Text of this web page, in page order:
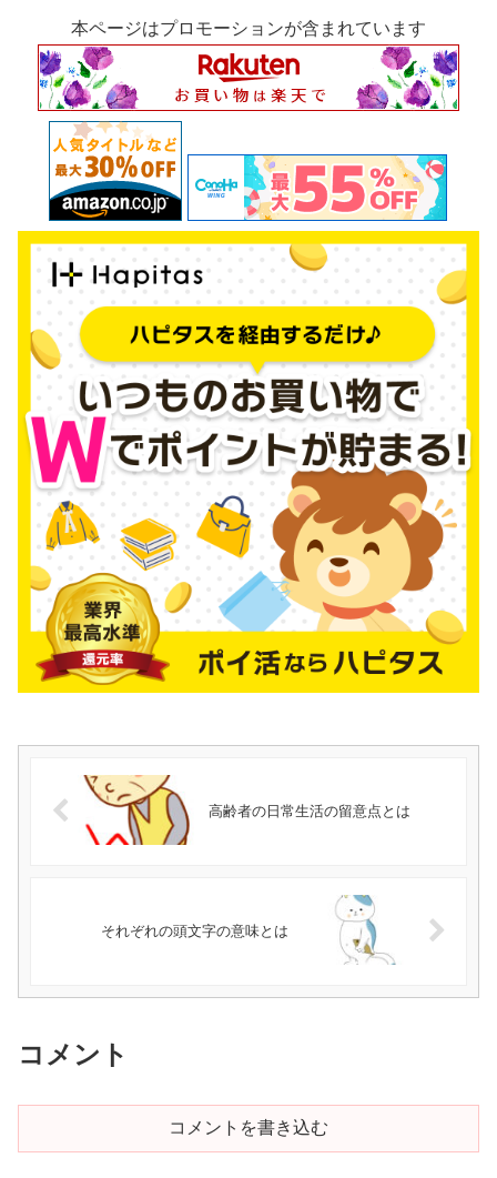
本ページはプロモーションが含まれています
高齢者の日常生活の留意点とは
それぞれの頭文字の意味とは
コメント
コメントを書き込む